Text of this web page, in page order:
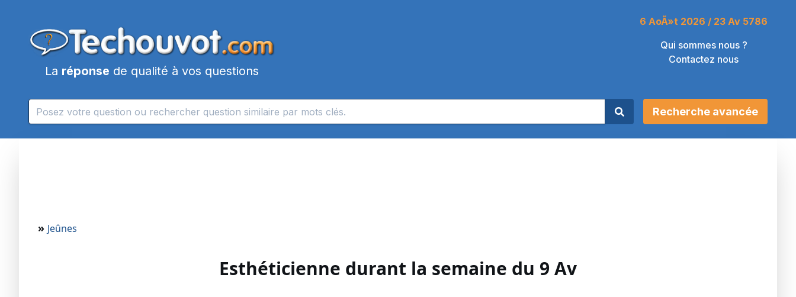
La réponse de qualité à vos questions
6 AoÃ»t 2026 / 23 Av 5786
Qui sommes nous ?
Contactez nous
Recherche avancée
» Jeûnes
Esthéticienne durant la semaine du 9 Av